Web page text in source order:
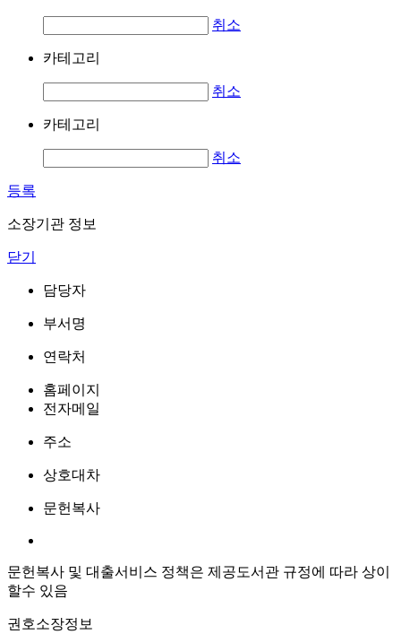
취소
카테고리
취소
카테고리
취소
등록
소장기관 정보
닫기
담당자
부서명
연락처
홈페이지
전자메일
주소
상호대차
문헌복사
문헌복사 및 대출서비스 정책은 제공도서관 규정에 따라 상이
할수 있음
권호소장정보